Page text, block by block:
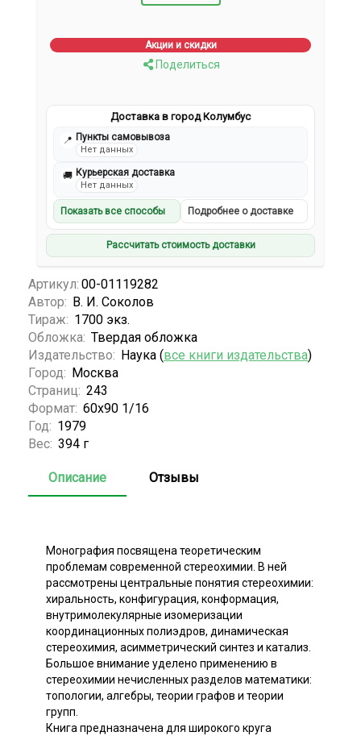
Акции и скидки
Поделиться
Доставка в город Колумбус
📍 Пункты самовывоза
Нет данных
🚚 Курьерская доставка
Нет данных
Показать все способы Подробнее о доставке
Рассчитать стоимость доставки
Артикул: 00-01119282
Автор: В. И. Соколов
Тираж: 1700 экз.
Обложка: Твердая обложка
Издательство: Наука (все книги издательства)
Город: Москва
Страниц: 243
Формат: 60х90 1/16
Год: 1979
Вес: 394 г
Описание Отзывы
Монография посвящена теоретическим
проблемам современной стереохимии. В ней
рассмотрены центральные понятия стереохимии:
хиральность, конфигурация, конформация,
внутримолекулярные изомеризации
координационных полиэдров, динамическая
стереохимия, асимметрический синтез и катализ.
Большое внимание уделено применению в
стереохимии нечисленных разделов математики:
топологии, алгебры, теории графов и теории
групп.
Книга предназначена для широкого круга